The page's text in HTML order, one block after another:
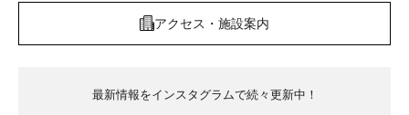
アクセス・施設案内
最新情報をインスタグラムで続々更新中！